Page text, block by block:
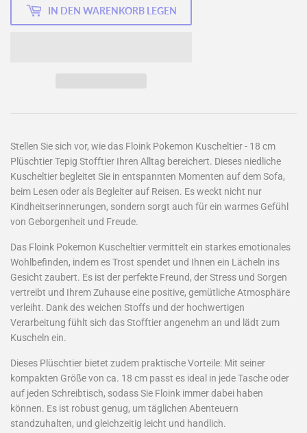
IN DEN WARENKORB LEGEN
Stellen Sie sich vor, wie das Floink Pokemon Kuscheltier - 18 cm
Plüschtier Tepig Stofftier Ihren Alltag bereichert. Dieses niedliche
Kuscheltier begleitet Sie in entspannten Momenten auf dem Sofa,
beim Lesen oder als Begleiter auf Reisen. Es weckt nicht nur
Kindheitserinnerungen, sondern sorgt auch für ein warmes Gefühl
von Geborgenheit und Freude.
Das Floink Pokemon Kuscheltier vermittelt ein starkes emotionales
Wohlbefinden, indem es Trost spendet und Ihnen ein Lächeln ins
Gesicht zaubert. Es ist der perfekte Freund, der Stress und Sorgen
vertreibt und Ihrem Zuhause eine positive, gemütliche Atmosphäre
verleiht. Dank des weichen Stoffs und der hochwertigen
Verarbeitung fühlt sich das Stofftier angenehm an und lädt zum
Kuscheln ein.
Dieses Plüschtier bietet zudem praktische Vorteile: Mit seiner
kompakten Größe von ca. 18 cm passt es ideal in jede Tasche oder
auf jeden Schreibtisch, sodass Sie Floink immer dabei haben
können. Es ist robust genug, um täglichen Abenteuern
standzuhalten, und gleichzeitig leicht und handlich.